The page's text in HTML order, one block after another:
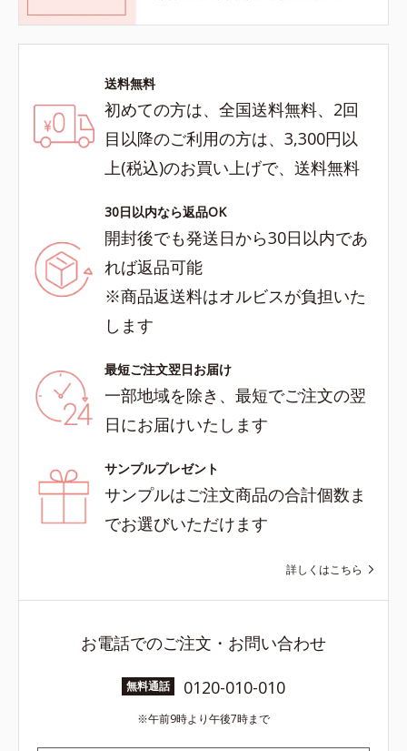
送料無料
初めての方は、全国送料無料、2回
目以降のご利用の方は、3,300円以
上(税込)のお買い上げで、送料無料
30日以内なら返品OK
開封後でも発送日から30日以内であ
れば返品可能
※商品返送料はオルビスが負担いた
します
最短ご注文翌日お届け
一部地域を除き、最短でご注文の翌
日にお届けいたします
サンプルプレゼント
サンプルはご注文商品の合計個数ま
でお選びいただけます
詳しくはこちら
お電話でのご注文・お問い合わせ
無料通話 0120-010-010
午前9時より午後7時まで